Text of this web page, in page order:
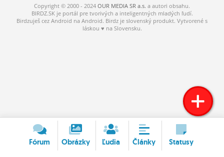
ROLETA
Copyright © 2000 - 2024 OUR MEDIA SR a.s. a autori obsahu.
BIRDZ.SK je portál pre tvorivých a inteligentných mladých ľudí.
Birdzuješ cez Android na Android. Birdz je slovenský produkt. Vytvorené s
láskou ♥ na Slovensku.
Fórum Obrázky Ľudia Články Statusy